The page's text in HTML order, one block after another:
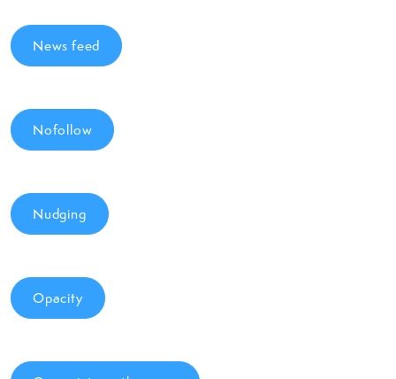
News feed
Nofollow
Nudging
Opacity